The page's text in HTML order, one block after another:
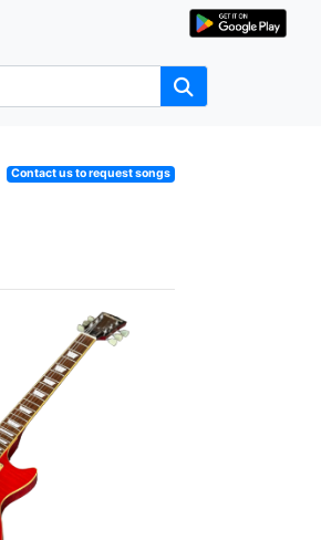
Contact us to request songs